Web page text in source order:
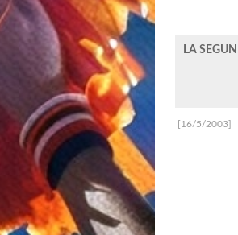
LA
[16/5/2003]